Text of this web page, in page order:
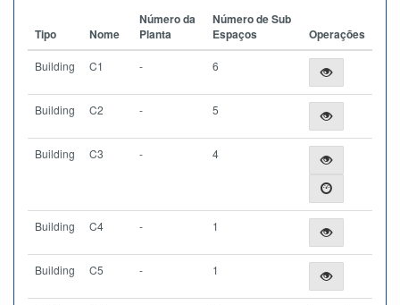
Tipo Nome
Número da
Planta
Número de Sub
Espaços
Operações
Building C1 - 6
Building C2 - 5
Building C3 - 4
Building C4 - 1
Building C5 - 1